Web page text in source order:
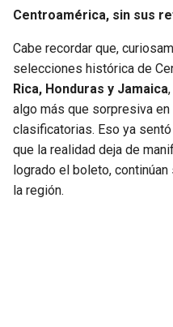
Centroamérica, sin sus
Cabe recordar que,
selecciones histórica de
Rica, Honduras y Jamaica
algo más que sorpresiva
clasificatorias. Eso ya
que la realidad deja de
logrado el boleto,
la región.